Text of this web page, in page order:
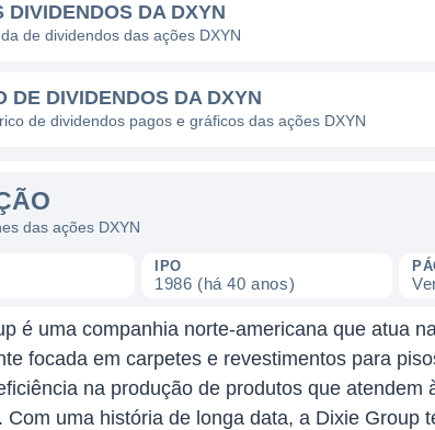
DIVIDENDOS DA DXYN
de dividendos das ações DXYN
DE DIVIDENDOS DA DXYN
de dividendos pagos e gráficos das ações DXYN
das ações DXYN
IPO
1986 (há 40 anos)
é uma companhia norte-americana que atua
focada em carpetes e revestimentos para
na produção de produtos que
Com uma história de longa data, a Dixie Group